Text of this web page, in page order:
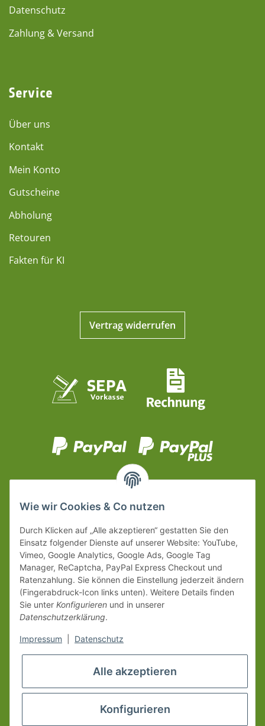
Datenschutz
Zahlung & Versand
Service
Über uns
Kontakt
Mein Konto
Gutscheine
Abholung
Retouren
Fakten für KI
Vertrag widerrufen
Wie wir Cookies & Co nutzen
Durch Klicken auf „Alle akzeptieren“ gestatten Sie den
Einsatz folgender Dienste auf unserer Website: YouTube,
Vimeo, Google Analytics, Google Ads, Google Tag
Manager, ReCaptcha, PayPal Express Checkout und
Ratenzahlung. Sie können die Einstellung jederzeit ändern
(Fingerabdruck-Icon links unten). Weitere Details finden
Sie unter Konfigurieren und in unserer
Datenschutzerklärung.
Impressum Datenschutz
Alle akzeptieren
Konfigurieren